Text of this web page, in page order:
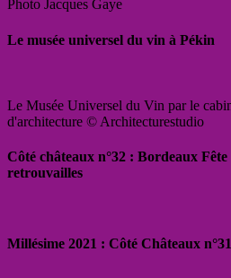
Photo Jacques Gaye
Le musée universel du vin à Pékin
Le Musée Universel du Vin par le
d'architecture © Architecturestudio
Côté châteaux n°32 : Bordeaux
retrouvailles
Millésime 2021 : Côté Châteaux